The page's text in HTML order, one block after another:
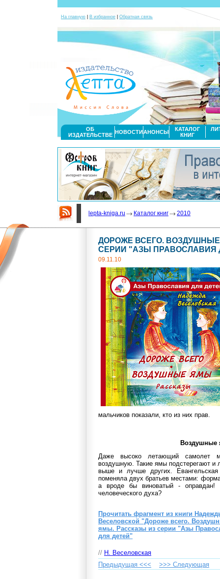
На главную В избранное Обратная связь
ОБ
ИЗДАТЕЛЬСТВЕ НОВОСТИАНОНСЫ
КАТАЛОГ
КНИГ
lepta-kniga.ru Каталог книг 2010
ДОРОЖЕ ВСЕГО.
СЕРИИ "АЗЫ ПРАВОСЛАВИЯ
09.11.10
мальчиков показали, кто из них прав.
Воздушные
Даже высоко летающий самолет
воздушную. Такие ямы подстерегают и
выше и лучше других.
поменяла двух братьев местами:
а вроде бы виноватый -
человеческого духа?
Прочитать фрагмент из книги
Веселовской "Дороже всего.
ямы. Рассказы из серии "Азы
для детей"
// Н. Веселовская
Предыдущая <<<
>>> Cледующая